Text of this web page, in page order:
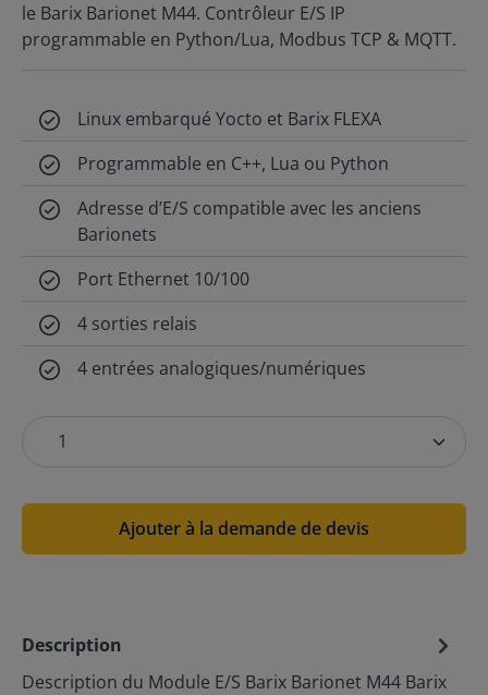
le Barix Barionet M44. Contrôleur E/S IP
programmable en Python/Lua, Modbus TCP & MQTT.
Linux embarqué Yocto et Barix FLEXA
Programmable en C++, Lua ou Python
Adresse d’E/S compatible avec les anciens
Barionets
Port Ethernet 10/100
4 sorties relais
4 entrées analogiques/numériques
Ajouter à la demande de devis
Description
Description du Module E/S Barix Barionet M44 Barix